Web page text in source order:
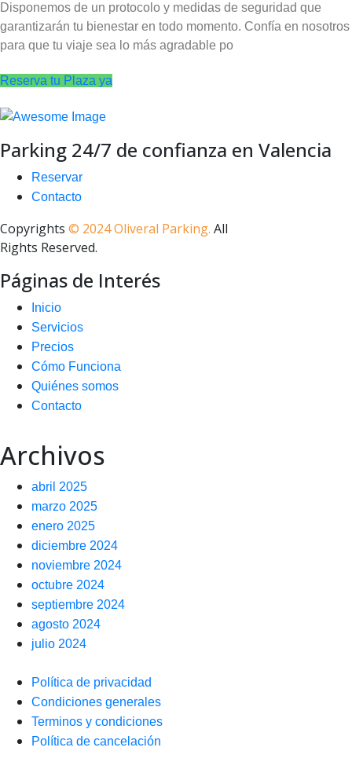
Disponemos de un protocolo y medidas de seguridad que
garantizarán tu bienestar en todo momento. Confía en nosotros
para que tu viaje sea lo más agradable po
Reserva tu Plaza ya
Parking 24/7 de confianza en Valencia
Reservar
Contacto
Copyrights © 2024 Oliveral Parking. All
Rights Reserved.
Páginas de Interés
Inicio
Servicios
Precios
Cómo Funciona
Quiénes somos
Contacto
Archivos
abril 2025
marzo 2025
enero 2025
diciembre 2024
noviembre 2024
octubre 2024
septiembre 2024
agosto 2024
julio 2024
Política de privacidad
Condiciones generales
Terminos y condiciones
Política de cancelación